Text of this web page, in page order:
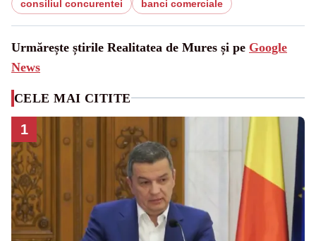
consiliul concurentei
banci comerciale
Urmărește știrile Realitatea de Mures și pe Google
News
CELE MAI CITITE
1